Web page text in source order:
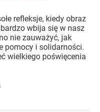
refleksje, kiedy obraz
wbija się w nasz
nie zauważyć, jak
pomocy i solidarności.
wielkiego poświęcenia